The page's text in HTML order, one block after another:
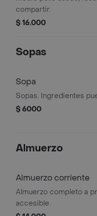
compartir.
$ 16.000
Sopas
Sopa
Sopas. Ingredientes
$ 6000
Almuerzo
Almuerzo corriente
Almuerzo completo a
accesible.